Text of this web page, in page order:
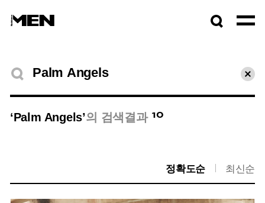
검색결과
초기
‘Palm Angels’의 검색결과 10
정확도순 최신순